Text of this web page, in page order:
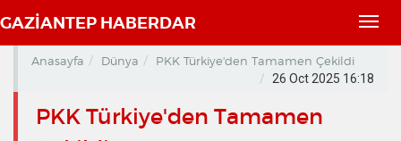
GAZİANTEP HABERDAR
Anasayfa Dünya
PKK Türkiye'den Tamamen Çekildi
26 Oct 2025 16:18
PKK Türkiye'den Tamamen